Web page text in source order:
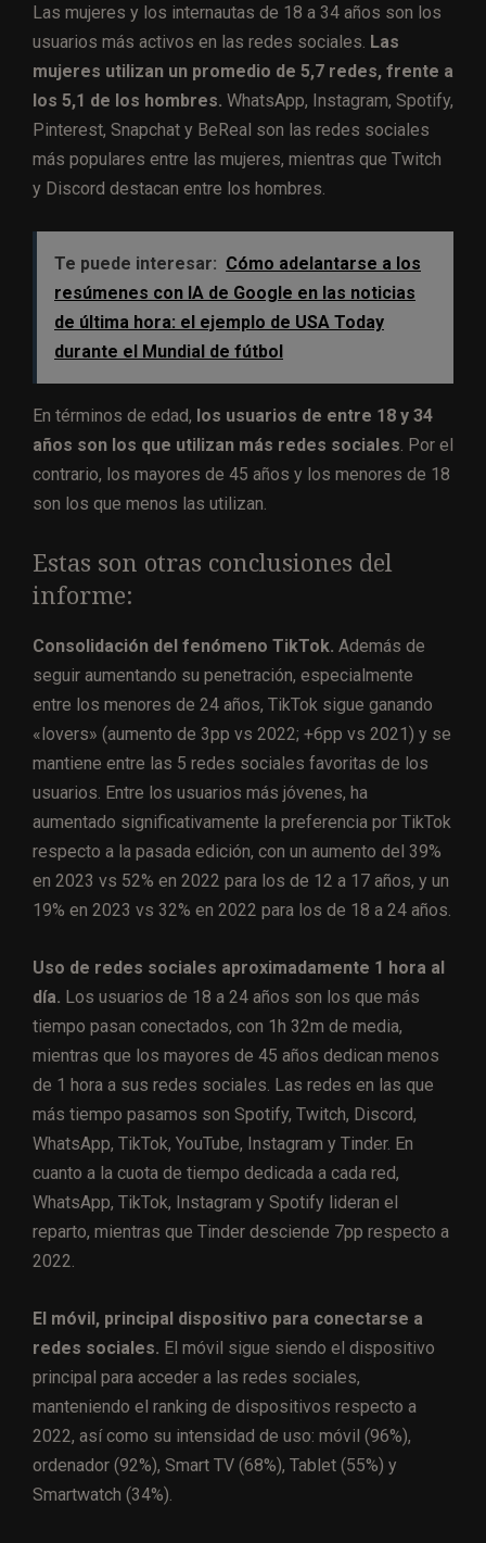
Las mujeres y los internautas de 18 a 34 años son los
usuarios más activos en las redes sociales. Las
mujeres utilizan un promedio de 5,7 redes, frente a
los 5,1 de los hombres. WhatsApp, Instagram, Spotify,
Pinterest, Snapchat y BeReal son las redes sociales
más populares entre las mujeres, mientras que Twitch
y Discord destacan entre los hombres.
Te puede interesar: Cómo adelantarse a los
resúmenes con IA de Google en las noticias
de última hora: el ejemplo de USA Today
durante el Mundial de fútbol
En términos de edad, los usuarios de entre 18 y 34
años son los que utilizan más redes sociales . Por el
contrario, los mayores de 45 años y los menores de 18
son los que menos las utilizan.
Estas son otras conclusiones del
informe:
Consolidación del fenómeno TikTok. Además de
seguir aumentando su penetración, especialmente
entre los menores de 24 años, TikTok sigue ganando
«lovers» (aumento de 3pp vs 2022; +6pp vs 2021) y se
mantiene entre las 5 redes sociales favoritas de los
usuarios. Entre los usuarios más jóvenes, ha
aumentado significativamente la preferencia por TikTok
respecto a la pasada edición, con un aumento del 39%
en 2023 vs 52% en 2022 para los de 12 a 17 años, y un
19% en 2023 vs 32% en 2022 para los de 18 a 24 años.
Uso de redes sociales aproximadamente 1 hora al
día. Los usuarios de 18 a 24 años son los que más
tiempo pasan conectados, con 1h 32m de media,
mientras que los mayores de 45 años dedican menos
de 1 hora a sus redes sociales. Las redes en las que
más tiempo pasamos son Spotify, Twitch, Discord,
WhatsApp, TikTok, YouTube, Instagram y Tinder. En
cuanto a la cuota de tiempo dedicada a cada red,
WhatsApp, TikTok, Instagram y Spotify lideran el
reparto, mientras que Tinder desciende 7pp respecto a
2022.
El móvil, principal dispositivo para conectarse a
redes sociales. El móvil sigue siendo el dispositivo
principal para acceder a las redes sociales,
manteniendo el ranking de dispositivos respecto a
2022, así como su intensidad de uso: móvil (96%),
ordenador (92%), Smart TV (68%), Tablet (55%) y
Smartwatch (34%).